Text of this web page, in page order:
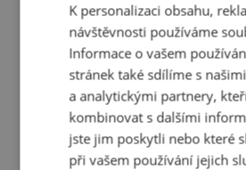
K personalizaci obsahu,
návštěvnosti používáme
Informace o vašem
stránek také sdílíme s
a analytickými partnery,
kombinovat s dalšími
jste jim poskytli nebo které
při vašem používání jejich